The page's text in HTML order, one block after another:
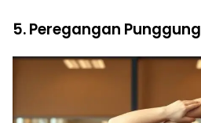
5. Peregangan Punggung